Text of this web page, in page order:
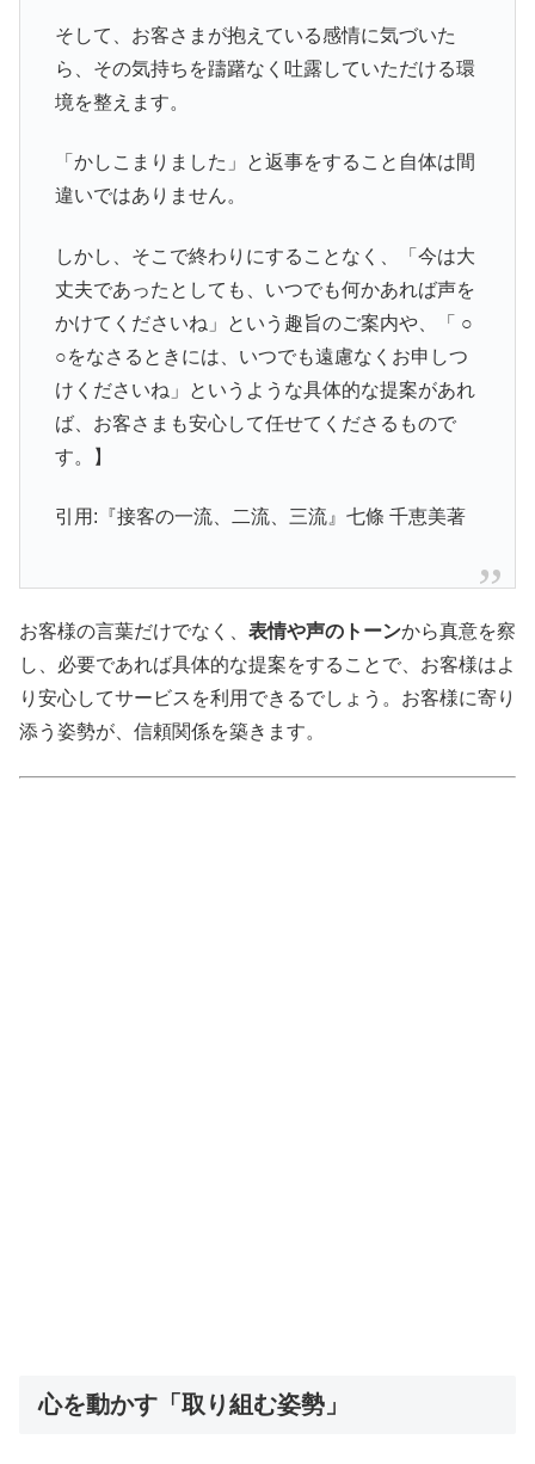
そして、お客さまが抱えている感情に気づいた
ら、その気持ちを躊躇なく吐露していただける環
境を整えます。
「かしこまりました」と返事をすること自体は間
違いではありません。
しかし、そこで終わりにすることなく、「今は大
丈夫であったとしても、いつでも何かあれば声を
かけてくださいね」という趣旨のご案内や、「 ○
○をなさるときには、いつでも遠慮なくお申しつ
けくださいね」というような具体的な提案があれ
ば、お客さまも安心して任せてくださるもので
す。】
引用:『接客の一流、二流、三流』七條 千恵美著
お客様の言葉だけでなく、 表情や声のトーンから真意を察
し、必要であれば具体的な提案をすることで、お客様はよ
り安心してサービスを利用できるでしょう。お客様に寄り
添う姿勢が、信頼関係を築きます。
心を動かす「取り組む姿勢」